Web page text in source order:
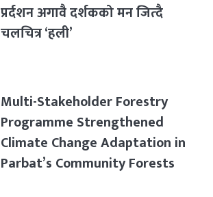
प्रर्दशन अगावै दर्शकको मन जित्दै
चलचित्र ‘हली’
Multi-Stakeholder Forestry
Programme Strengthened
Climate Change Adaptation in
Parbat’s Community Forests